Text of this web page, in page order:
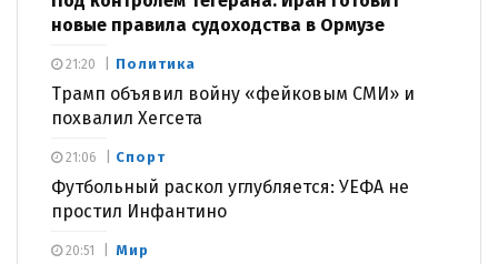
новые правила судоходства в Ормузе
Политика
Трамп объявил войну «фейковым СМИ» и
похвалил Хегсета
21:20
Спорт
Футбольный раскол углубляется: УЕФА не
простил Инфантино
21:06
Мир
20:51